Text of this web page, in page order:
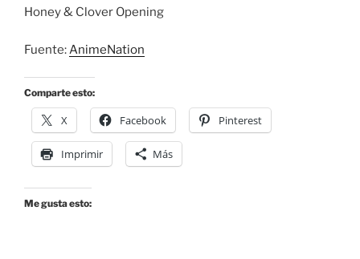
Honey & Clover Opening
Fuente:AnimeNation
Comparte esto:
X Facebook Pinterest
Imprimir Más
Me gusta esto: